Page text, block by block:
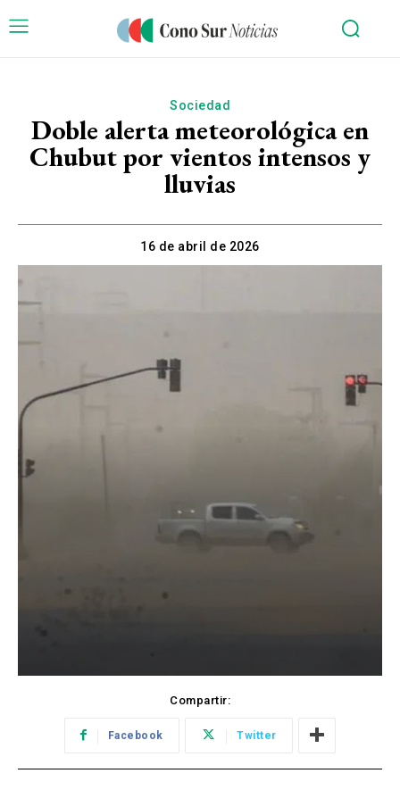
Sociedad
Doble alerta meteorológica en
Chubut por vientos intensos y
lluvias
16 de abril de 2026
Compartir:
Facebook Twitter